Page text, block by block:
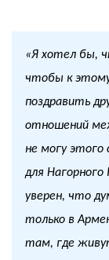
«Я хотел бы,
чтобы к
поздравить
отношений
не могу
для Нагорного
уверен, что
только в
там, где